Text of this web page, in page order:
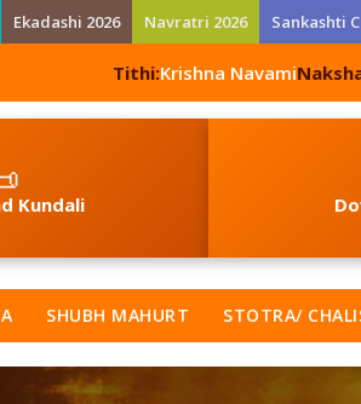
Ekadashi 2026 Navratri 2026 Sankashti
Tithi:Krishna Navami
Kundali
SHUBH MAHURT STOTRA/